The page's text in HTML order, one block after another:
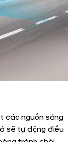
các nguồn sáng
sẽ tự động điều
ƯU ĐÃI
tôi sẽ gửi Báo
sớm nhất.